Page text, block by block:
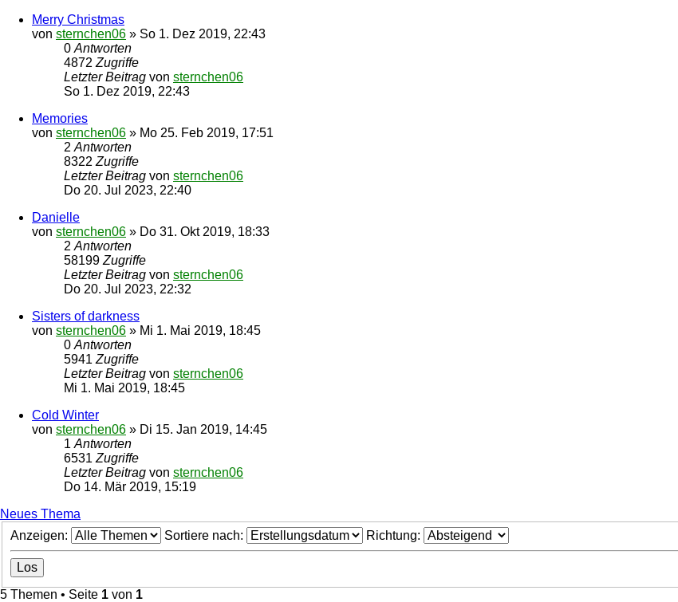
Merry Christmas
von sternchen06 » So 1. Dez 2019, 22:43
0 Antworten
4872 Zugriffe
Letzter Beitrag von sternchen06
So 1. Dez 2019, 22:43
Memories
von sternchen06 » Mo 25. Feb 2019, 17:51
2 Antworten
8322 Zugriffe
Letzter Beitrag von sternchen06
Do 20. Jul 2023, 22:40
Danielle
von sternchen06 » Do 31. Okt 2019, 18:33
2 Antworten
58199 Zugriffe
Letzter Beitrag von sternchen06
Do 20. Jul 2023, 22:32
Sisters of darkness
von sternchen06 » Mi 1. Mai 2019, 18:45
0 Antworten
5941 Zugriffe
Letzter Beitrag von sternchen06
Mi 1. Mai 2019, 18:45
Cold Winter
von sternchen06 » Di 15. Jan 2019, 14:45
1 Antworten
6531 Zugriffe
Letzter Beitrag von sternchen06
Do 14. Mär 2019, 15:19
Neues Thema
Anzeigen:
Sortiere nach: Richtung:
5 Themen • Seite 1 von 1